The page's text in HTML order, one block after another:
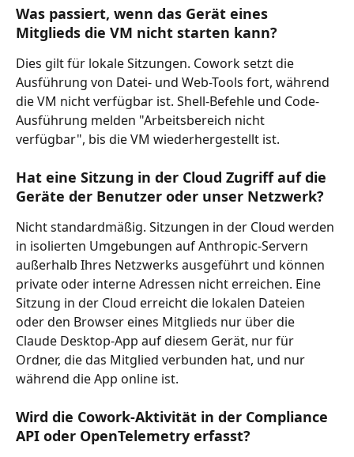
Was passiert, wenn das Gerät eines
Mitglieds die VM nicht starten kann?
Dies gilt für lokale Sitzungen. Cowork setzt die
Ausführung von Datei- und Web-Tools fort, während
die VM nicht verfügbar ist. Shell-Befehle und Code-
Ausführung melden "Arbeitsbereich nicht
verfügbar", bis die VM wiederhergestellt ist.
Hat eine Sitzung in der Cloud Zugriff auf die
Geräte der Benutzer oder unser Netzwerk?
Nicht standardmäßig. Sitzungen in der Cloud werden
in isolierten Umgebungen auf Anthropic-Servern
außerhalb Ihres Netzwerks ausgeführt und können
private oder interne Adressen nicht erreichen. Eine
Sitzung in der Cloud erreicht die lokalen Dateien
oder den Browser eines Mitglieds nur über die
Claude Desktop-App auf diesem Gerät, nur für
Ordner, die das Mitglied verbunden hat, und nur
während die App online ist.
Wird die Cowork-Aktivität in der Compliance
API oder OpenTelemetry erfasst?